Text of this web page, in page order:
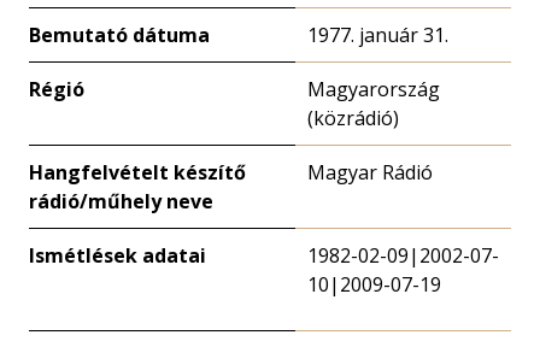
Bemutató dátuma 1977. január 31.
Régió
Magyarország
(közrádió)
Hangfelvételt készítő
rádió/műhely neve
Magyar Rádió
Ismétlések adatai
1982-02-09|2002-07-
10|2009-07-19